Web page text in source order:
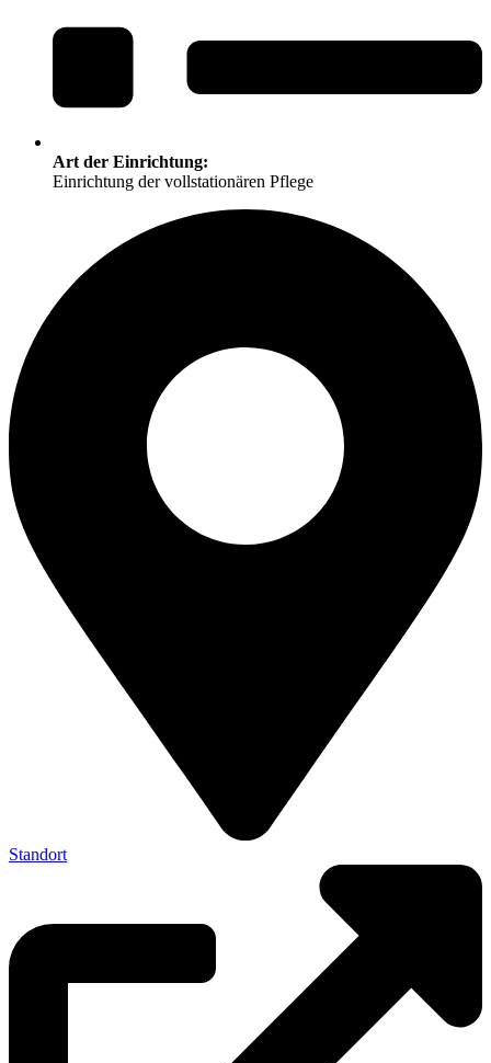
Art der Einrichtung:
Einrichtung der vollstationären Pflege
Standort